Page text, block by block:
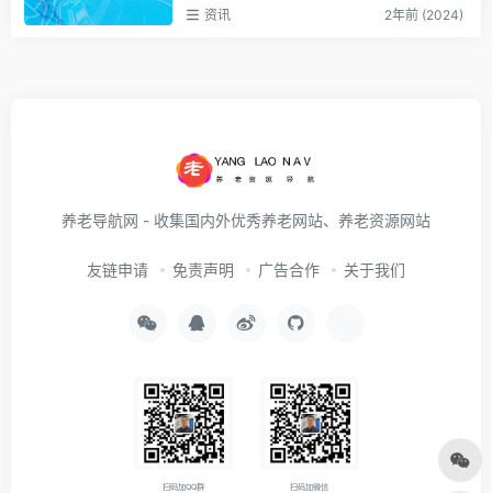
资讯 2年前 (2024)
养老导航网 - 收集国内外优秀养老网站、养老资源网站
友链申请 免责声明 广告合作 关于我们
扫码加QQ群 扫码加微信